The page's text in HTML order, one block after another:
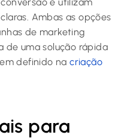
Ambas as opções
de marketing
de uma solução rápida
definido nacriação
para